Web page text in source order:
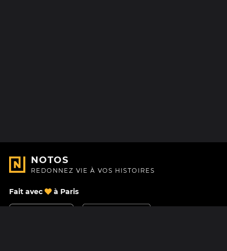
NOTOS
REDONNEZ VIE À VOS HISTOIRES
Fait avec à Paris